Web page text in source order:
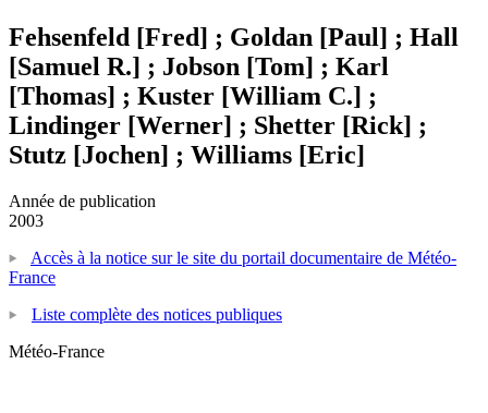
Fehsenfeld [Fred] ; Goldan [Paul] ; Hall
[Samuel R.] ; Jobson [Tom] ; Karl
[Thomas] ; Kuster [William C.] ;
Lindinger [Werner] ; Shetter [Rick] ;
Stutz [Jochen] ; Williams [Eric]
Année de publication
2003
Accès à la notice sur le site du portail documentaire de Météo-
France
Liste complète des notices publiques
Météo-France